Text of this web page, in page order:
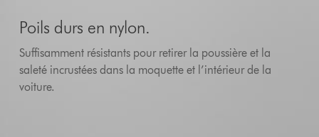
Poils durs en nylon.
Suffisamment résistants pour retirer la poussière et la
saleté incrustées dans la moquette et l’intérieur de la
voiture.